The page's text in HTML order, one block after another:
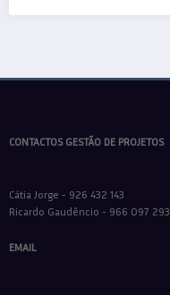
CONTACTOS GESTÃO DE PROJETOS
Cátia Jorge - 926 432 143
Ricardo Gaudêncio - 966 097 293
EMAIL